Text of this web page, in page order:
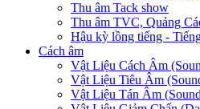
Thu âm Tack show
Thu âm TVC, Quảng
Hậu kỳ lồng tiếng -
Cách âm
Vật Liệu Cách Âm
Vật Liệu Tiêu Âm
Vật Liệu Tán Âm